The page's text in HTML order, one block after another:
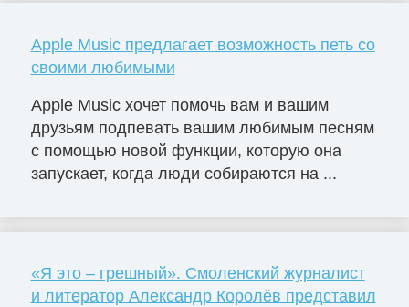
Apple Music предлагает возможность петь со
своими любимыми
Apple Music хочет помочь вам и вашим
друзьям подпевать вашим любимым песням
с помощью новой функции, которую она
запускает, когда люди собираются на ...
«Я это – грешный». Смоленский журналист
и литератор Александр Королёв представил